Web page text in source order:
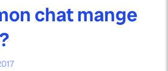
chat mange